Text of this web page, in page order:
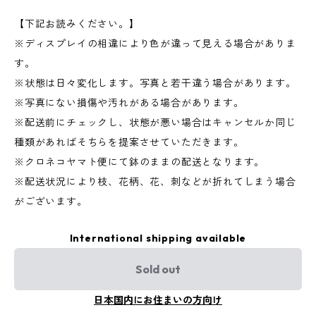
【下記お読みください。】
※ディスプレイの相違により色が違って見える場合がありま
す。
※状態は日々変化します。写真と若干違う場合があります。
※写真にない損傷や汚れがある場合があります。
※配送前にチェックし、状態が悪い場合はキャンセルか同じ
種類があればそちらを提案させていただきます。
※クロネコヤマト便にて鉢のままの配送となります。
※配送状況により枝、花柄、花、刺などが折れてしまう場合
がございます。
International shipping available
Sold out
日本国内にお住まいの方向け